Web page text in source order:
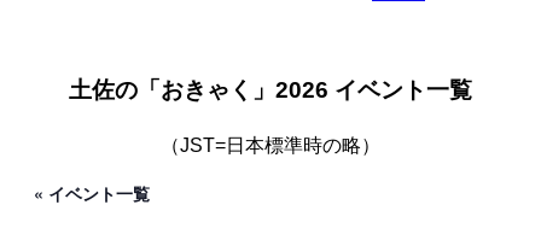
土佐の「おきゃく」2026 イベント一覧
（JST=日本標準時の略）
« イベント一覧